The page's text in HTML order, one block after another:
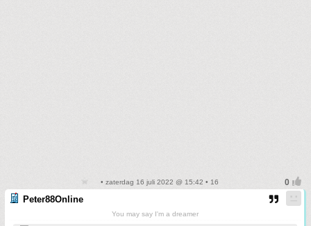
• zaterdag 16 juli 2022 @ 15:42 • 16
Peter88Online
You may say I'm a dreamer